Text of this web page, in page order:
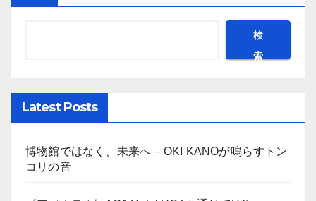
検
索
Latest Posts
博物館ではなく、未来へ – OKI KANOが鳴らすトン
コリの音